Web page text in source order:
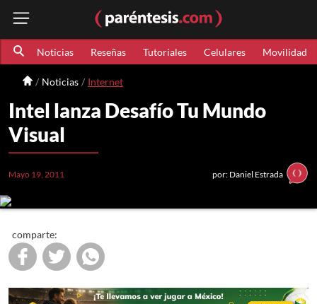
Noticias Reseñas Tutoriales Celulares Movilidad
Noticias Internet
Intel lanza Desafío Tu Mundo
Visual
Mayo 19, 2011 por: Daniel Estrada
comparte: